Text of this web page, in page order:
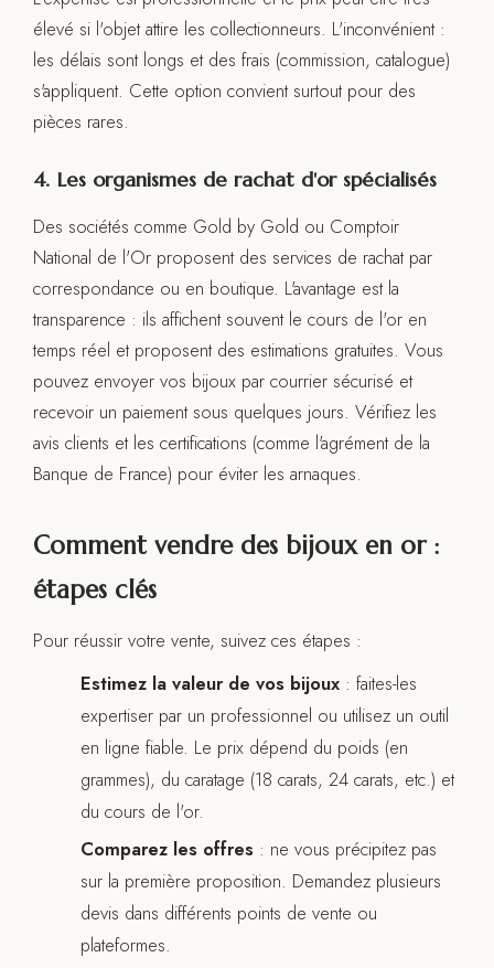
élevé si l'objet attire les collectionneurs. L'inconvénient :
les délais sont longs et des frais (commission, catalogue)
s'appliquent. Cette option convient surtout pour des
pièces rares.
4. Les organismes de rachat d'or spécialisés
Des sociétés comme Gold by Gold ou Comptoir
National de l'Or proposent des services de rachat par
correspondance ou en boutique. L'avantage est la
transparence : ils affichent souvent le cours de l'or en
temps réel et proposent des estimations gratuites. Vous
pouvez envoyer vos bijoux par courrier sécurisé et
recevoir un paiement sous quelques jours. Vérifiez les
avis clients et les certifications (comme l'agrément de la
Banque de France) pour éviter les arnaques.
Comment vendre des bijoux en or :
étapes clés
Pour réussir votre vente, suivez ces étapes :
Estimez la valeur de vos bijoux : faites-les
expertiser par un professionnel ou utilisez un outil
en ligne fiable. Le prix dépend du poids (en
grammes), du caratage (18 carats, 24 carats, etc.) et
du cours de l'or.
Comparez les offres : ne vous précipitez pas
sur la première proposition. Demandez plusieurs
devis dans différents points de vente ou
plateformes.